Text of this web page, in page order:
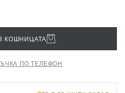
КОШНИЦАТА
ПО ТЕЛЕФОН